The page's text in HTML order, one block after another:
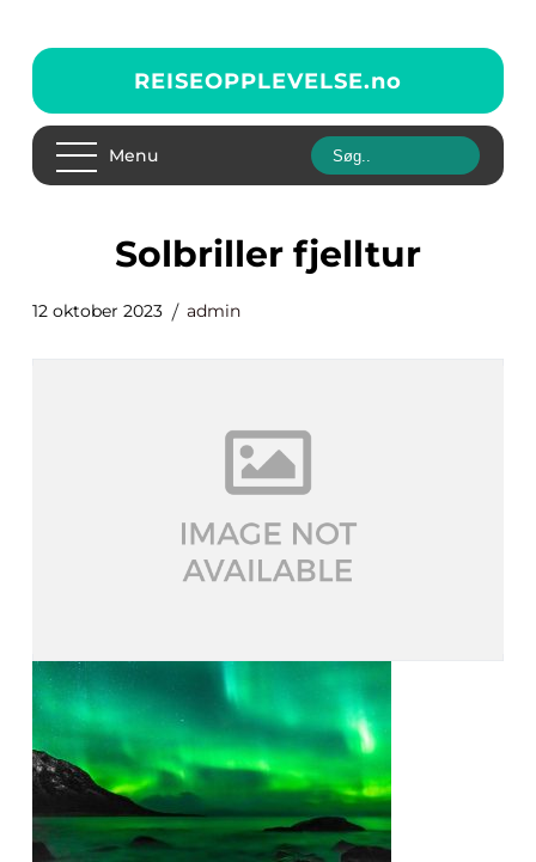
REISEOPPLEVELSE.no
Menu
solbriller fjelltur
12 oktober 2023 admin